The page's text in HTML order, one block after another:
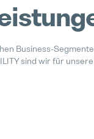
Business-
sind wir für